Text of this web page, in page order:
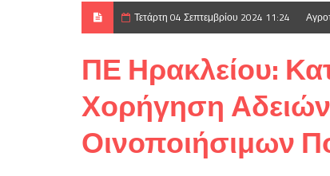
Τετάρτη 04 Σεπτεμβρίου 2024 11:24
ΠΕ Ηρακλείου:
Χορήγηση Αδειών
Οινοποιήσιμων